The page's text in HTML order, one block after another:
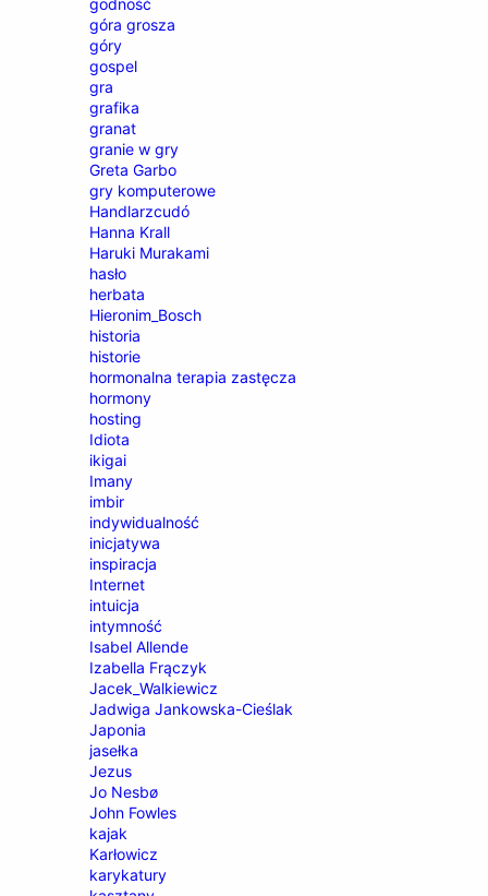
góra grosza
góry
gospel
gra
grafika
granat
granie w gry
Greta Garbo
gry komputerowe
Handlarzcudó
Hanna Krall
Haruki Murakami
hasło
herbata
Hieronim_Bosch
historia
historie
hormonalna terapia zastęcza
hormony
hosting
Idiota
ikigai
Imany
imbir
indywidualność
inicjatywa
inspiracja
Internet
intuicja
intymność
Isabel Allende
Izabella Frączyk
Jacek_Walkiewicz
Jadwiga Jankowska-Cieślak
Japonia
jasełka
Jezus
Jo Nesbø
John Fowles
kajak
Karłowicz
karykatury